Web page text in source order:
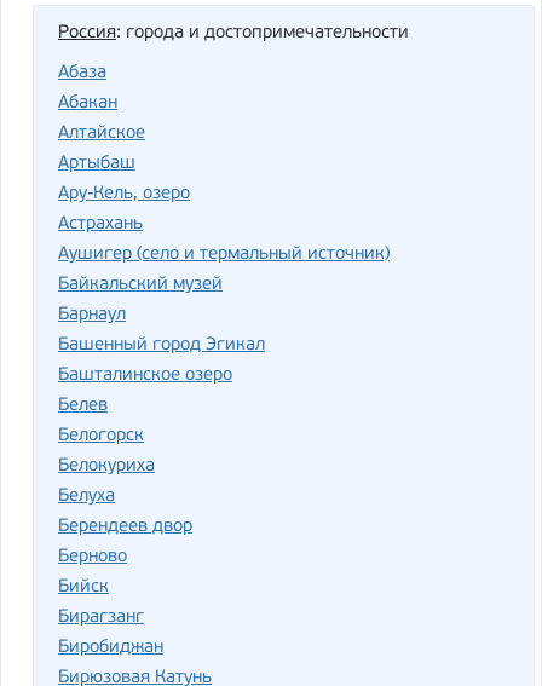
Россия: города и достопримечательности
Абаза
Абакан
Алтайское
Артыбаш
Ару-Кель, озеро
Астрахань
Аушигер (село и термальный источник)
Байкальский музей
Барнаул
Башенный город Эгикал
Башталинское озеро
Белев
Белогорск
Белокуриха
Белуха
Берендеев двор
Берново
Бийск
Бирагзанг
Биробиджан
Бирюзовая Катунь